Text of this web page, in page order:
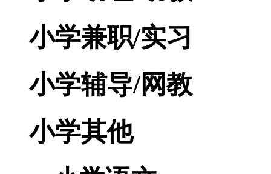
小学兼职/实习
小学辅导/网教
小学其他